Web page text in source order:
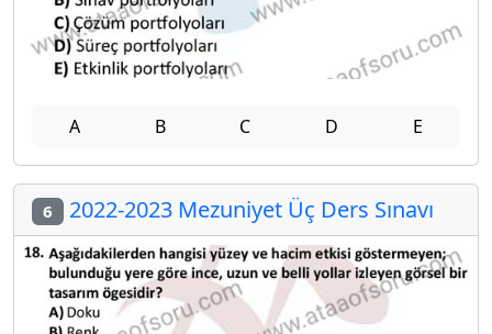
A B C D E
6 2022-2023 Mezuniyet Üç Ders Sınavı